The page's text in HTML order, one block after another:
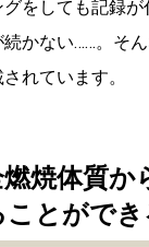
をしても記録
かない……。そ
れています。
焼体質か
とができ